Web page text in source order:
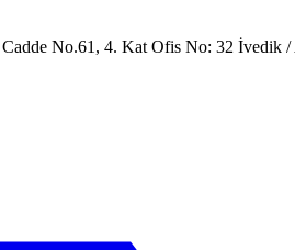
No.61, 4. Kat Ofis No: 32 İvedik